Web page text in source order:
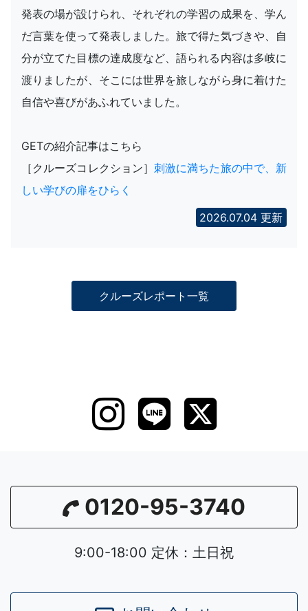
発表の場が設けられ、それぞれの学習の成果を、学ん
だ言葉を使って発表しました。旅で得た気づきや、自
分が立てた目標の達成度など、語られる内容は多岐に
渡りましたが、そこには世界を旅しながら身に着けた
自信や喜びがあふれていました。
GETの紹介記事はこちら
［クルーズコレクション］刺激に満ちた旅の中で、新
しい学びの扉をひらく
2026.07.04 更新
クルーズレポート一覧
0120-95-3740
9:00-18:00 定休：土日祝